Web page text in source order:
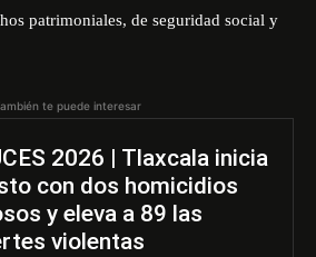
patrimoniales, de seguridad social y
te puede interesar
2026 | Tlaxcala inicia
con dos homicidios
y eleva a 89 las
violentas